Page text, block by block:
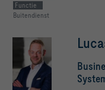
Functie
Buitendienst